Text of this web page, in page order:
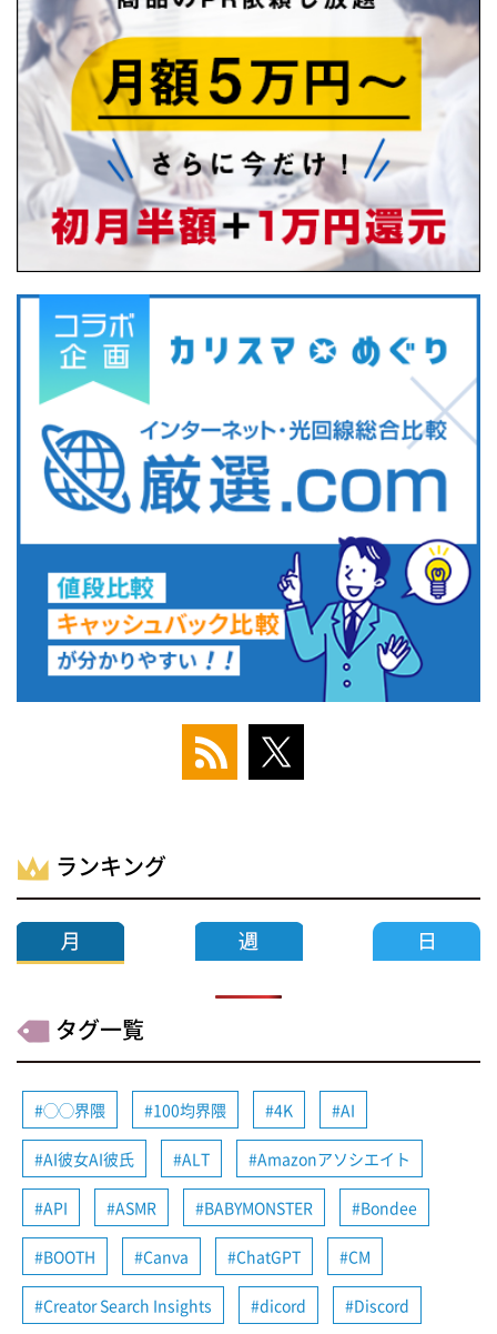
ランキング
タグ一覧
◯◯界隈 100均界隈 4K AI
AI彼女AI彼氏 ALT Amazonアソシエイト
API ASMR BABYMONSTER Bondee
BOOTH Canva ChatGPT CM
Creator Search Insights dicord Discord